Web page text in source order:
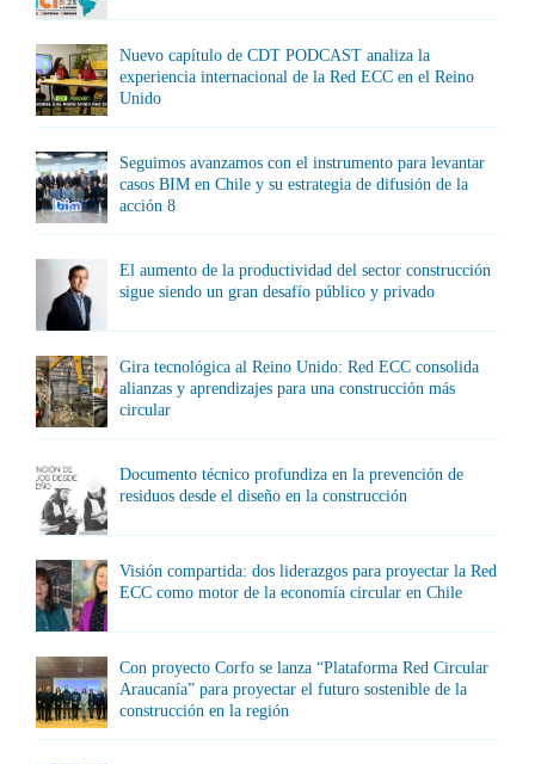
Nuevo capítulo de CDT PODCAST analiza la
experiencia internacional de la Red ECC en el Reino
Unido
Seguimos avanzamos con el instrumento para levantar
casos BIM en Chile y su estrategia de difusión de la
acción 8
El aumento de la productividad del sector construcción
sigue siendo un gran desafío público y privado
Gira tecnológica al Reino Unido: Red ECC consolida
alianzas y aprendizajes para una construcción más
circular
Documento técnico profundiza en la prevención de
residuos desde el diseño en la construcción
Visión compartida: dos liderazgos para proyectar la Red
ECC como motor de la economía circular en Chile
Con proyecto Corfo se lanza “Plataforma Red Circular
Araucanía” para proyectar el futuro sostenible de la
construcción en la región